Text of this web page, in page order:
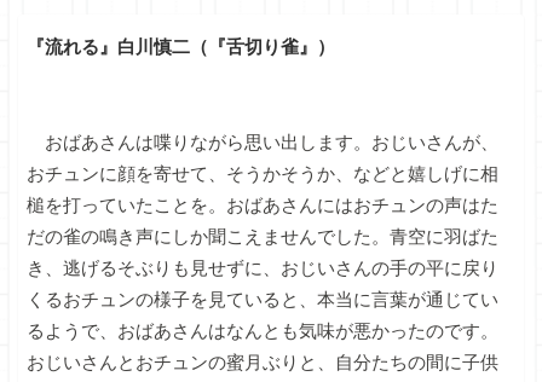
『流れる』白川慎二（『舌切り雀』）
おばあさんは喋りながら思い出します。おじいさんが、
おチュンに顔を寄せて、そうかそうか、などと嬉しげに相
槌を打っていたことを。おばあさんにはおチュンの声はた
だの雀の鳴き声にしか聞こえませんでした。青空に羽ばた
き、逃げるそぶりも見せずに、おじいさんの手の平に戻り
くるおチュンの様子を見ていると、本当に言葉が通じてい
るようで、おばあさんはなんとも気味が悪かったのです。
おじいさんとおチュンの蜜月ぶりと、自分たちの間に子供